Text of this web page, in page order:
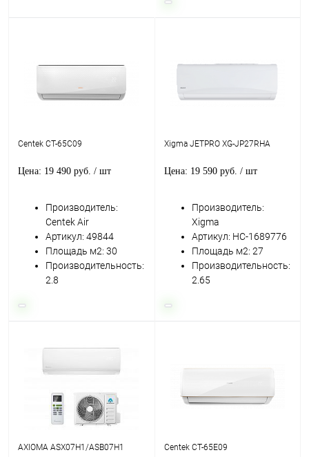
Centek CT-65C09
Цена: 19 490 руб. / шт
Производитель:
Centek Air
Артикул: 49844
Площадь м2: 30
Производительность:
2.8
Xigma JETPRO XG-JP27RHA
Цена: 19 590 руб. / шт
Производитель:
Xigma
Артикул: НС-1689776
Площадь м2: 27
Производительность:
2.65
AXIOMA ASX07H1/ASB07H1 Centek CT-65E09